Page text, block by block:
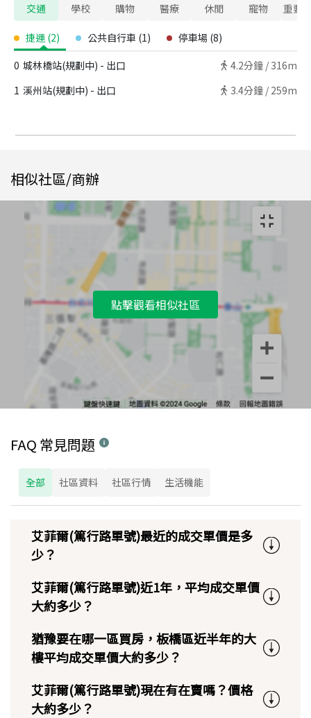
交通 學校 購物 醫療 休閒 寵物 重要
捷運 (2) 公共自行車 (1) 停車場 (8)
0 城林橋站(規劃中) - 出口 4.2分鐘 / 316m
1 溪州站(規劃中) - 出口 3.4分鐘 / 259m
相似社區/商辦
點擊觀看相似社區
FAQ 常見問題
全部 社區資料 社區行情 生活機能
艾菲爾(篤行路單號)最近的成交單價是多
少？
艾菲爾(篤行路單號)近1年，平均成交單價
大約多少？
猶豫要在哪一區買房，板橋區近半年的大
樓平均成交單價大約多少？
艾菲爾(篤行路單號)現在有在賣嗎？價格
大約多少？